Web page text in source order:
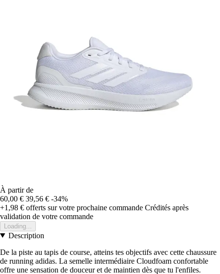
À partir de
60,00 € 39,56 € -34%
+1,98 € offerts sur votre prochaine commande Crédités après
validation de votre commande
Loading...
Description
De la piste au tapis de course, atteins tes objectifs avec cette chaussure
de running adidas. La semelle intermédiaire Cloudfoam confortable
offre une sensation de douceur et de maintien dès que tu l'enfiles.